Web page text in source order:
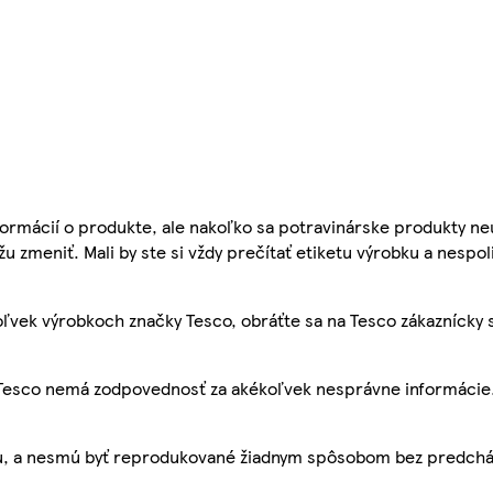
o produkte, ale nakoľko sa potravinárske produkty
zmeniť. Mali by ste si vždy prečítať etiketu výrobku a
výrobkoch značky Tesco, obráťte sa na Tesco
nemá zodpovednosť za akékoľvek nesprávne
nesmú byť reprodukované žiadnym spôsobom bez